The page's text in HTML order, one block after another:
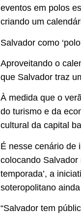
eventos em polos
criando um
Salvador como
Aproveitando o
que Salvador traz
À medida que o
do turismo e da
cultural da capital
É nesse cenário de
colocando Salvador
temporada’, a
soteropolitano
“Salvador tem